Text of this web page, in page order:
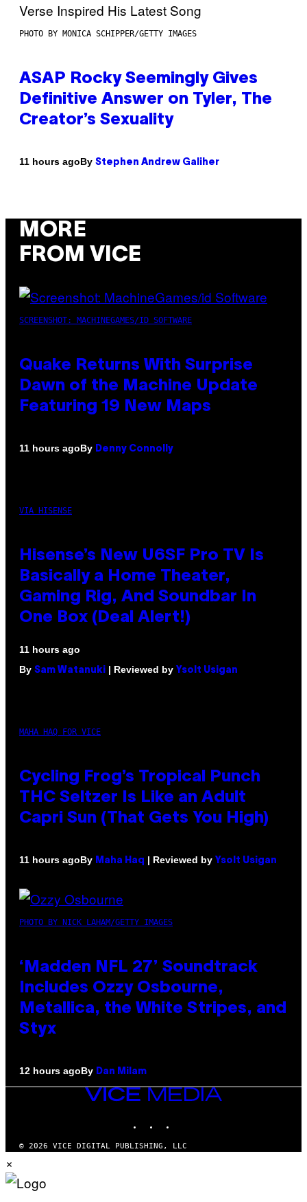
PHOTO BY MONICA SCHIPPER/GETTY IMAGES
ASAP Rocky Seemingly Gives
Definitive Answer on Tyler, The
Creator’s Sexuality
11 hours agoBy Stephen Andrew Galiher
MORE
FROM VICE
SCREENSHOT: MACHINEGAMES/ID SOFTWARE
Quake Returns With Surprise
Dawn of the Machine Update
Featuring 19 New Maps
11 hours agoBy Denny Connolly
VIA HISENSE
Hisense’s New U6SF Pro TV Is
Basically a Home Theater,
Gaming Rig, And Soundbar In
One Box (Deal Alert!)
11 hours ago
By Sam Watanuki | Reviewed by Ysolt Usigan
MAHA HAQ FOR VICE
Cycling Frog’s Tropical Punch
THC Seltzer Is Like an Adult
Capri Sun (That Gets You High)
11 hours agoBy Maha Haq | Reviewed by Ysolt Usigan
PHOTO BY NICK LAHAM/GETTY IMAGES
‘Madden NFL 27’ Soundtrack
Includes Ozzy Osbourne,
Metallica, the White Stripes, and
Styx
12 hours agoBy Dan Milam
VICE
MEDIA
© 2026 VICE DIGITAL PUBLISHING, LLC
×